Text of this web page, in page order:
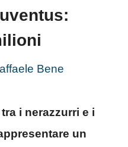
Bene
i nerazzurri e i
un